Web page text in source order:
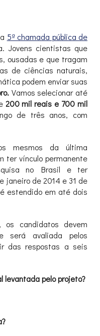
5ª chamada pública de
Jovens cientistas que
ousadas e que tragam
de ciências naturais,
podem enviar suas
Vamos selecionar até
200 mil reais e 700 mil
de três anos, com
mesmos da última
ter vínculo permanente
no Brasil e ter
janeiro de 2014 e 31 de
estendido em até dois
candidatos devem
será avaliada pelos
das respostas a seis
levantada pelo projeto?